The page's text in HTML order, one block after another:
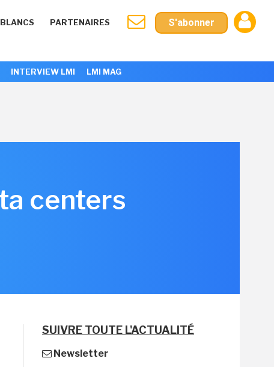
PARTENAIRES S'abonner
INTERVIEW LMI LMI MAG
centers
SUIVRE TOUTE L'ACTUALITÉ
Newsletter